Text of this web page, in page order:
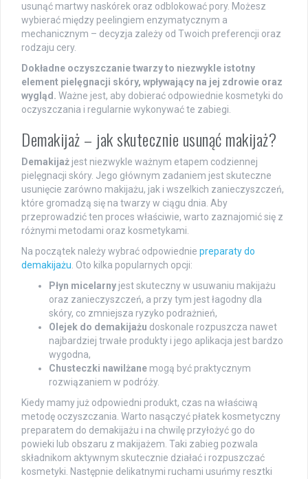
usunąć martwy naskórek oraz odblokować pory. Możesz
wybierać między peelingiem enzymatycznym a
mechanicznym – decyzja zależy od Twoich preferencji oraz
rodzaju cery.
Dokładne oczyszczanie twarzy to niezwykle istotny
element pielęgnacji skóry, wpływający na jej zdrowie oraz
wygląd. Ważne jest, aby dobierać odpowiednie kosmetyki do
oczyszczania i regularnie wykonywać te zabiegi.
Demakijaż – jak skutecznie usunąć makijaż?
Demakijaż jest niezwykle ważnym etapem codziennej
pielęgnacji skóry. Jego głównym zadaniem jest skuteczne
usunięcie zarówno makijażu, jak i wszelkich zanieczyszczeń,
które gromadzą się na twarzy w ciągu dnia. Aby
przeprowadzić ten proces właściwie, warto zaznajomić się z
różnymi metodami oraz kosmetykami.
Na początek należy wybrać odpowiednie preparaty do
demakijażu. Oto kilka popularnych opcji:
Płyn micelarny jest skuteczny w usuwaniu makijażu
oraz zanieczyszczeń, a przy tym jest łagodny dla
skóry, co zmniejsza ryzyko podrażnień,
Olejek do demakijażu doskonale rozpuszcza nawet
najbardziej trwałe produkty i jego aplikacja jest bardzo
wygodna,
Chusteczki nawilżane mogą być praktycznym
rozwiązaniem w podróży.
Kiedy mamy już odpowiedni produkt, czas na właściwą
metodę oczyszczania. Warto nasączyć płatek kosmetyczny
preparatem do demakijażu i na chwilę przyłożyć go do
powieki lub obszaru z makijażem. Taki zabieg pozwala
składnikom aktywnym skutecznie działać i rozpuszczać
kosmetyki. Następnie delikatnymi ruchami usuńmy resztki